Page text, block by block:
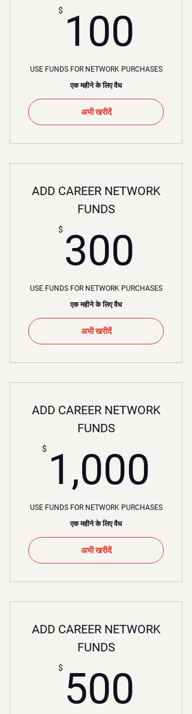
$ 100
USE FUNDS FOR NETWORK PURCHASES
एक महीने के लिए वैध
अभी खरीदें
ADD CAREER NETWORK
FUNDS
$ 300
USE FUNDS FOR NETWORK PURCHASES
एक महीने के लिए वैध
अभी खरीदें
ADD CAREER NETWORK
FUNDS
$ 1,000
USE FUNDS FOR NETWORK PURCHASES
एक महीने के लिए वैध
अभी खरीदें
ADD CAREER NETWORK
FUNDS
$ 500